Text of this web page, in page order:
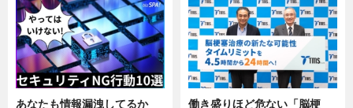
あなたも情報漏洩してるか
働き盛りほど危ない「脳梗